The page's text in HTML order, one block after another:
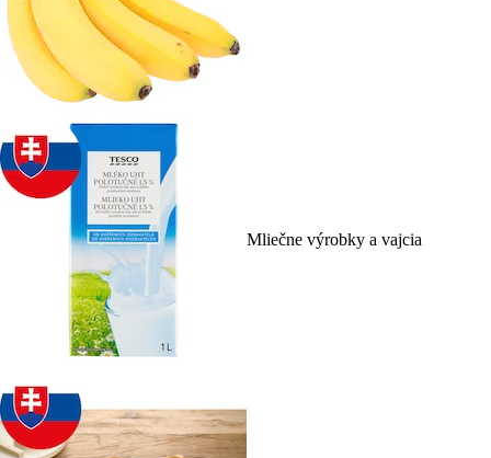
Mliečne výrobky a vajcia